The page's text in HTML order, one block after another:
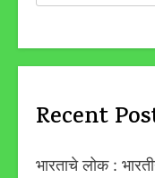
Recent
भारताचे लोक :